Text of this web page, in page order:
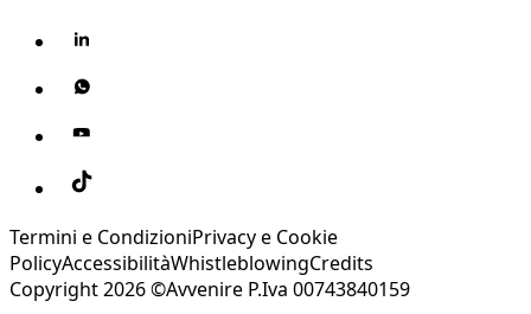
Termini e CondizioniPrivacy e Cookie
PolicyAccessibilitàWhistleblowingCredits
Copyright 2026 ©Avvenire P.Iva 00743840159